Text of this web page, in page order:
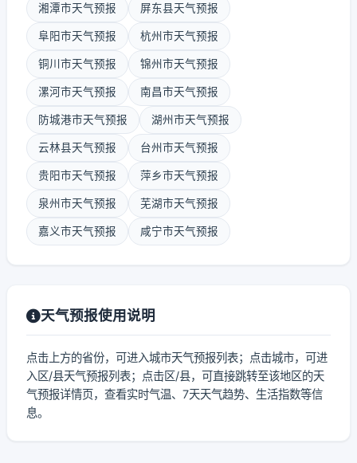
湘潭市天气预报 屏东县天气预报
阜阳市天气预报 杭州市天气预报
铜川市天气预报 锦州市天气预报
漯河市天气预报 南昌市天气预报
防城港市天气预报 湖州市天气预报
云林县天气预报 台州市天气预报
贵阳市天气预报 萍乡市天气预报
泉州市天气预报 芜湖市天气预报
嘉义市天气预报 咸宁市天气预报
天气预报使用说明
点击上方的省份，可进入城市天气预报列表；点击城市，可进
入区/县天气预报列表；点击区/县，可直接跳转至该地区的天
气预报详情页，查看实时气温、7天天气趋势、生活指数等信
息。